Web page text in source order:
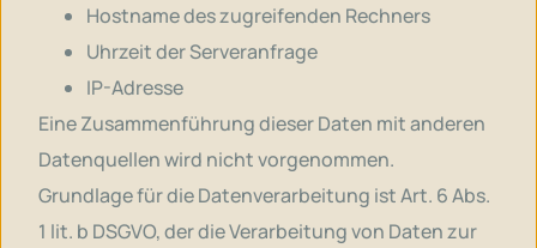
Hostname des zugreifenden Rechners
Uhrzeit der Serveranfrage
IP-Adresse
Eine Zusammenführung dieser Daten mit anderen
Datenquellen wird nicht vorgenommen.
Grundlage für die Datenverarbeitung ist Art. 6 Abs.
1 lit. b DSGVO, der die Verarbeitung von Daten zur